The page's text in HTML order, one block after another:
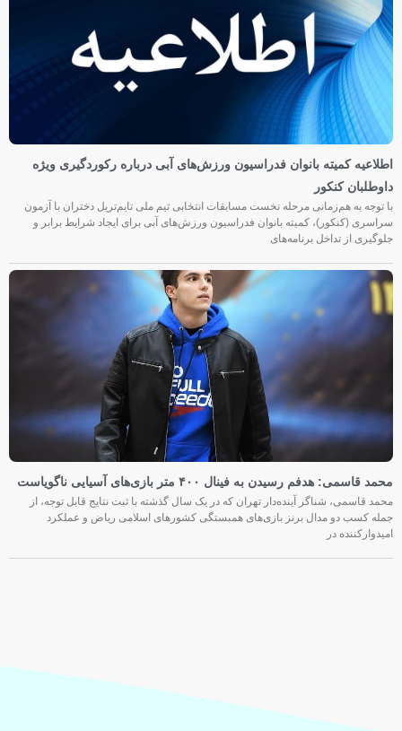
اطلاعیه کمیته بانوان فدراسیون ورزش‌های آبی درباره رکوردگیری ویژه
داوطلبان کنکور
با توجه به هم‌زمانی مرحله نخست مسابقات انتخابی تیم ملی تایم‌تریل دختران با آزمون
سراسری (کنکور)، کمیته بانوان فدراسیون ورزش‌های آبی برای ایجاد شرایط برابر و
جلوگیری از تداخل برنامه‌های
محمد قاسمی: هدفم رسیدن به فینال ۴۰۰ متر بازی‌های آسیایی ناگویاست
محمد قاسمی، شناگر آینده‌دار تهران که در یک سال گذشته با ثبت نتایج قابل توجه، از
جمله کسب دو مدال برنز بازی‌های همبستگی کشورهای اسلامی ریاض و عملکرد
امیدوارکننده در